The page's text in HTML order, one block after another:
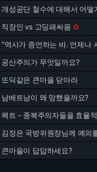
개성공단 철수에 대해서 어떻
직장인 vs 고딩패싸움 
"역사가 증언하는 바. 언제나
공산주의가 무엇일까요?
또딕같은 큰마을 닫아라
남베트남이 왜 망했을까요?
펙트 - 종북주의자들을 효율
김정은 국방위원장님께 예의
큰마을이 답답하세요?